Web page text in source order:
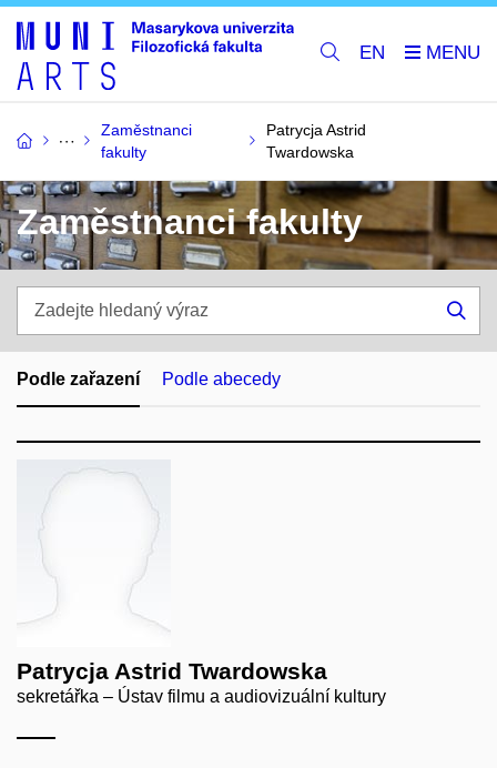
EN
Zaměstnanci
fakulty
Patrycja Astrid
Twardowska
Zaměstnanci fakulty
hledaný
výraz
Podle zařazení Podle abecedy
Patrycja Astrid Twardowska
sekretářka – Ústav filmu a audiovizuální kultury